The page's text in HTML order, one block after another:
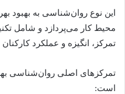
این نوع روان‌شناسی به بهبود
محیط کار می‌پردازد و شامل
تمرکز، انگیزه و عملکرد
تمرکزهای اصلی روان‌شناسی
است: